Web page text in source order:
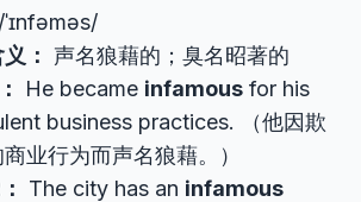
/ˈɪnfəməs/
：
声名狼藉的；臭名昭著的
He became infamous for his
business practices. （他因欺
业行为而声名狼藉。）
The city has an infamous